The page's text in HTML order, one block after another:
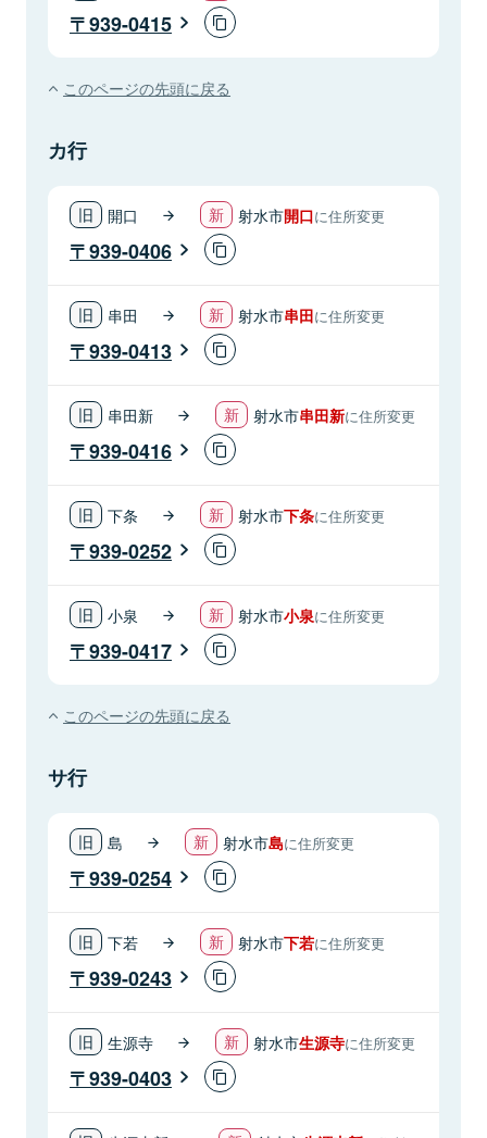
939-0415
このページの先頭に戻る
カ行
開口 射水市開口に住所変更
939-0406
串田 射水市串田に住所変更
939-0413
串田新 射水市串田新に住所変更
939-0416
下条 射水市下条に住所変更
939-0252
小泉 射水市小泉に住所変更
939-0417
このページの先頭に戻る
サ行
島 射水市島に住所変更
939-0254
下若 射水市下若に住所変更
939-0243
生源寺 射水市生源寺に住所変更
939-0403